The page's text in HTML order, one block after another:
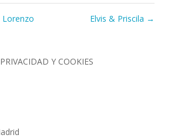
Elvis & Priscila →
Y COOKIES